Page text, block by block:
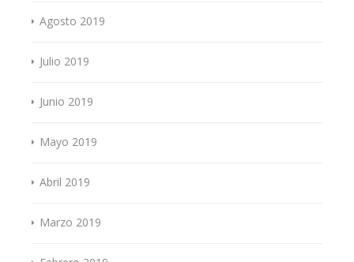
Agosto 2019
Julio 2019
Junio 2019
Mayo 2019
Abril 2019
Marzo 2019